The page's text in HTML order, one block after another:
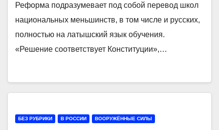
Реформа подразумевает под собой перевод школ
национальных меньшинств, в том числе и русских,
полностью на латышский язык обучения.
«Решение соответствует Конституции»,…
БЕЗ РУБРИКИ В РОССИИ ВООРУЖЁННЫЕ СИЛЫ